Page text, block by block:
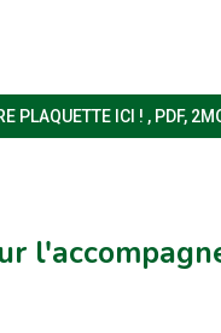
PLAQUETTE ICI ! , PDF,